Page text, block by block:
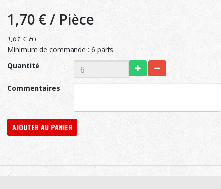
1,70 €/ Pièce
1,61 € HT
Minimum de commande : 6 parts
Quantité
Commentaires
AJOUTER AU PANIER